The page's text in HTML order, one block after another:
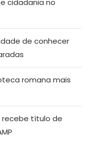
de conhecer
romana mais
recebe título de